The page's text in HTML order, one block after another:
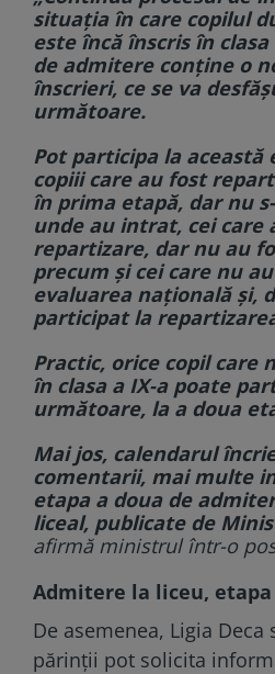
situația în care copilul
este încă înscris în
de admitere conține o
înscrieri, ce se va
următoare.
Pot participa la această
copiii care au fost
în prima etapă, dar nu
unde au intrat, cei care
repartizare, dar nu au
precum și cei care nu
evaluarea națională și,
participat la
Practic, orice copil care
în clasa a IX-a poate
următoare, la a doua
Mai jos, calendarul
comentarii, mai multe
etapa a doua de
liceal, publicate de
afirmă ministrul într-o
Admitere la liceu, etapa
De asemenea, Ligia
părinții pot solicita